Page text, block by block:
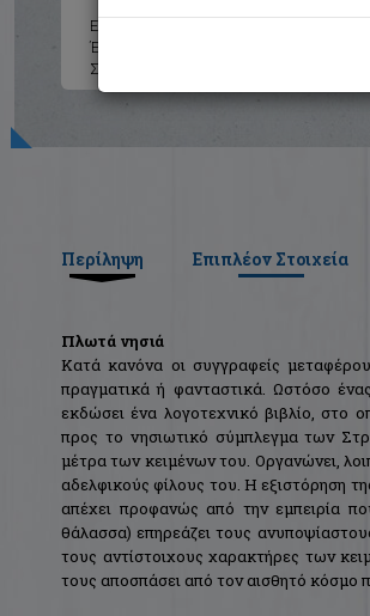
Εκδότης:
Έτος:
Σελίδες:
Περίληψη Επιπλέον Στοιχεία
Πλωτά νησιά
Κατά κανόνα οι συγγραφείς
πραγματικά ή φανταστικά. Ωστόσο
εκδώσει ένα λογοτεχνικό βιβλίο, στο
προς το νησιωτικό σύμπλεγμα των
μέτρα των κειμένων του. Οργανώνει,
αδελφικούς φίλους του. Η εξιστόρηση
απέχει προφανώς από την εμπειρία
θάλασσα) επηρεάζει τους
τους αντίστοιχους χαρακτήρες των
τους αποσπάσει από τον αισθητό κόσμο